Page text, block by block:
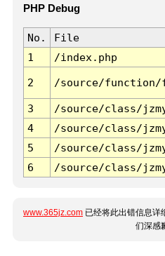
PHP Debug
No. File
1
/index.php
2 /source/function/
3 /source/class/
4
/source/class/
5
/source/class/
6
/source/class/
www.365jz.com 已经将此出错信息详
们深感